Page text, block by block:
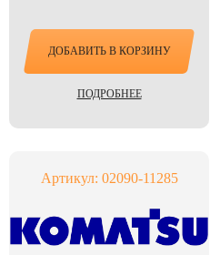
ДОБАВИТЬ В КОРЗИНУ
ПОДРОБНЕЕ
Артикул: 02090-11285